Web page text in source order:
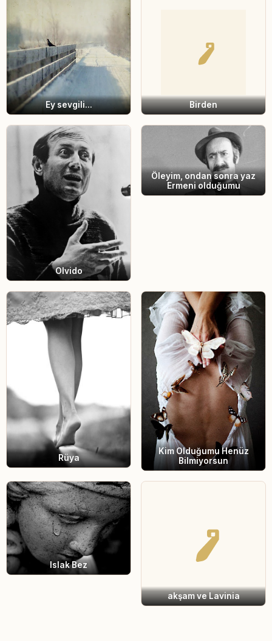
Ey sevgili... Birden
Olvido
Öleyim, ondan sonra yaz
Ermeni olduğumu
Rüya
Kim Olduğumu Henüz
Bilmiyorsun
Islak Bez
akşam ve Lavinia